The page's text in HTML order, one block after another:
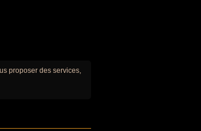
proposer des services,